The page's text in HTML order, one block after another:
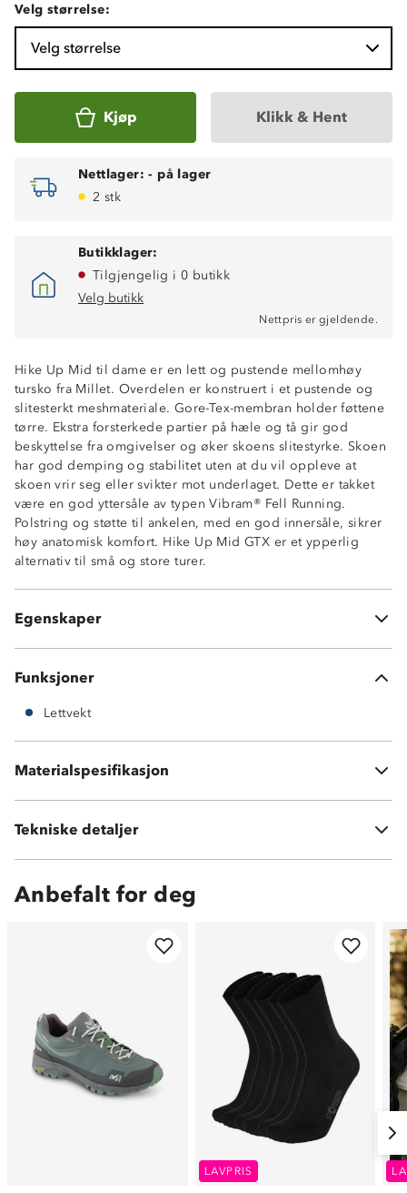
Velg størrelse:
Velg størrelse
Kjøp Klikk & Hent
Nettlager: - på lager
2 stk
Butikklager:
Tilgjengelig i 0 butikk
Velg butikk
Nettpris er gjeldende.
Hike Up Mid til dame er en lett og pustende mellomhøy
tursko fra Millet. Overdelen er konstruert i et pustende og
slitesterkt meshmateriale. Gore-Tex-membran holder føttene
tørre. Ekstra forsterkede partier på hæle og tå gir god
beskyttelse fra omgivelser og øker skoens slitestyrke. Skoen
har god demping og stabilitet uten at du vil oppleve at
skoen vrir seg eller svikter mot underlaget. Dette er takket
være en god yttersåle av typen Vibram® Fell Running.
Polstring og støtte til ankelen, med en god innersåle, sikrer
høy anatomisk komfort. Hike Up Mid GTX er et ypperlig
alternativ til små og store turer.
Egenskaper
Gore-tex-membran
Lettvektsko
Ypperlig til turer i variert tempo
Funksjoner
Lettvekt
Materialspesifikasjon
Overdel i slitesterkt pustende mesh
Tekniske detaljer
Vekt:405 g
Anbefalt for deg
LAVPRIS